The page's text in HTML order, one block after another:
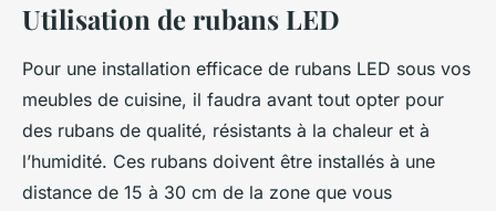
Utilisation de rubans LED
Pour une installation efficace de rubans LED sous vos
meubles de cuisine, il faudra avant tout opter pour
des rubans de qualité, résistants à la chaleur et à
l’humidité. Ces rubans doivent être installés à une
distance de 15 à 30 cm de la zone que vous